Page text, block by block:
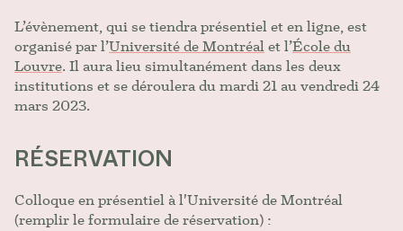
L’évènement, qui se tiendra présentiel et en ligne, est
organisé par l’Université de Montréalet l’École du
Louvre. Il aura lieu simultanément dans les deux
institutions et se déroulera du mardi 21 au vendredi 24
mars 2023.
RÉSERVATION
Colloque en présentiel à l'Université de Montréal
(remplir le formulaire de réservation) :